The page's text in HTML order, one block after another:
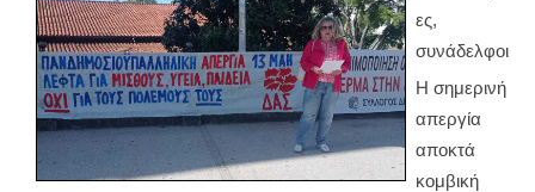
ες,
συνάδελφοι
Η σημερινή
απεργία
αποκτά
κομβική